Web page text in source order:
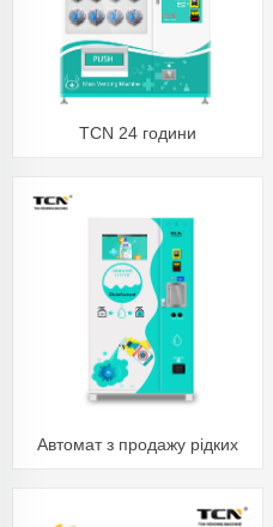
TCN 24 години
для догляду за шкірою
Хірургічна маска
Дезінфікуючий засіб для рук
Торговий автомат
Автомат з продажу рідких